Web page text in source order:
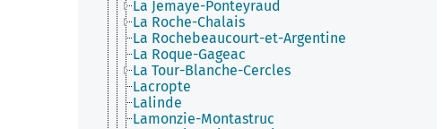
La Jemaye-Ponteyraud
La Roche-Chalais
La Rochebeaucourt-et-Argentine
La Roque-Gageac
La Tour-Blanche-Cercles
Lacropte
Lalinde
Lamonzie-Montastruc